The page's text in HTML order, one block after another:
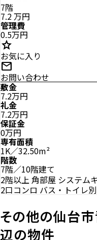
7階
7.2万円
管理費
0.5万円
star
お気に入り
mail
お問い合わせ
敷金
7.2万円
礼金
7.2万円
保証金
0万円
専有面積
1K／32.50m²
階数
7階／10階建て
2階以上 角部屋 システム
2口コンロ バス・トイレ別
その他の仙台
辺の物件